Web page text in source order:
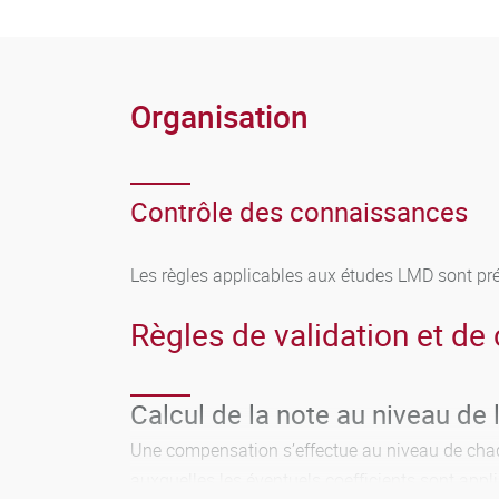
Organisation
Contrôle des connaissances
Les règles applicables aux études LMD sont
Règles de validation et
Calcul de la note au niveau de
Une compensation s’effectue au niveau de